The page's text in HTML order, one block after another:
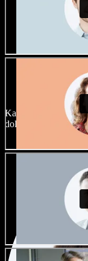
Široký
Každý projekt môže
dolaďte si ich podľa